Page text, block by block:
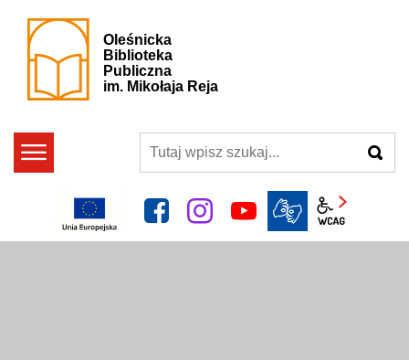
Oleśnicka
Biblioteka
Publiczna
im. Mikołaja Reja
szukaj
facebookinstagramYouTube